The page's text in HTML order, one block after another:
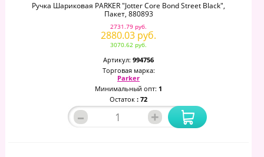
Ручка Шариковая PARKER "Jotter Core Bond Street Black",
Пакет, 880893
2731.79 руб.
2880.03 руб.
3070.62 руб.
Артикул: 994756
Торговая марка:
Parker
Минимальный опт: 1
Остаток : 72
– +